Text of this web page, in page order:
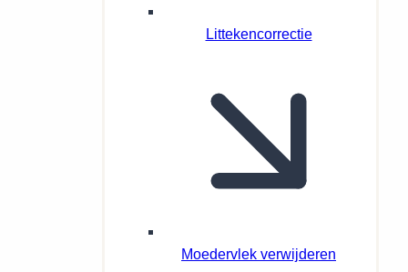
Littekencorrectie
Moedervlek verwijderen